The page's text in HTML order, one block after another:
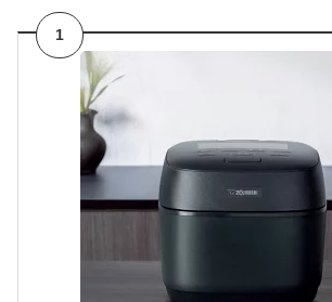
1